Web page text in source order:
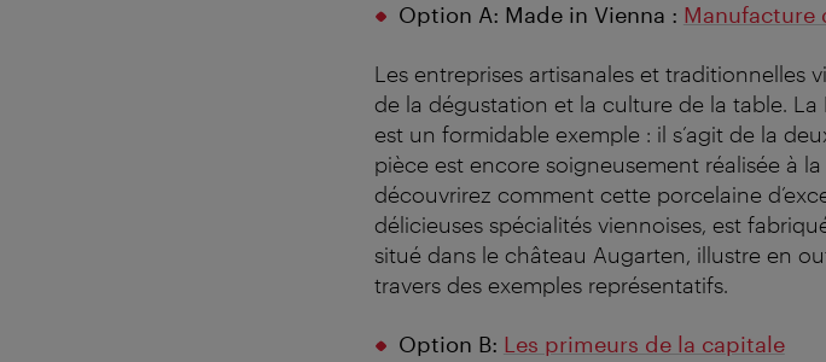
Option A: Made in Vienna : Manufacture
Les entreprises artisanales et traditionnelles
de la dégustation et la culture de la table.
est un formidable exemple : il s’agit de la
pièce est encore soigneusement réalisée à
découvrirez comment cette porcelaine
délicieuses spécialités viennoises, est
situé dans le château Augarten, illustre en
travers des exemples représentatifs.
Option B: Les primeurs de la capitale